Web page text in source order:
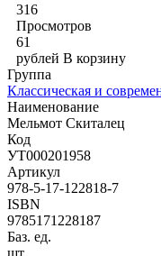
316
Просмотров
61
рублей В корзину
Группа
Классическая и
Наименование
Мельмот Скиталец
Код
УТ000201958
Артикул
978-5-17-122818-7
ISBN
9785171228187
Баз. ед.
шт